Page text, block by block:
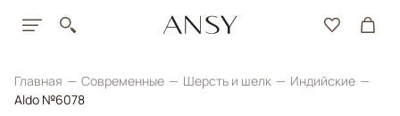
Главная Современные Шерсть и шелк
Индийские
Aldo №6078